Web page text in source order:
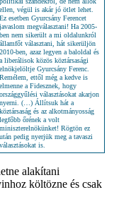
ellen, végül is akár jó ötlet lehet.
Ez esetben Gyurcsány Ferencet
javaslom megválasztani! Ha 2005-
ben nem sikerült a mi oldalunkról
államfőt választani, hát sikerüljön
2010-ben, azaz legyen a baloldal és
a liberálisok közös köztársasági
elnökjelöltje Gyurcsány Ferenc.
Remélem, ettől még a kedve is
elmenne a Fidesznek, hogy
országgyűlési választásokat akarjon
nyerni. (…) Állítsuk hát a
köztársaság és az alkotmányosság
legfőbb őrének a volt
miniszterelnökünket! Rögtön ez
után pedig nyerjük meg a tavaszi
választásokat is.
alakítani
költözne és csak